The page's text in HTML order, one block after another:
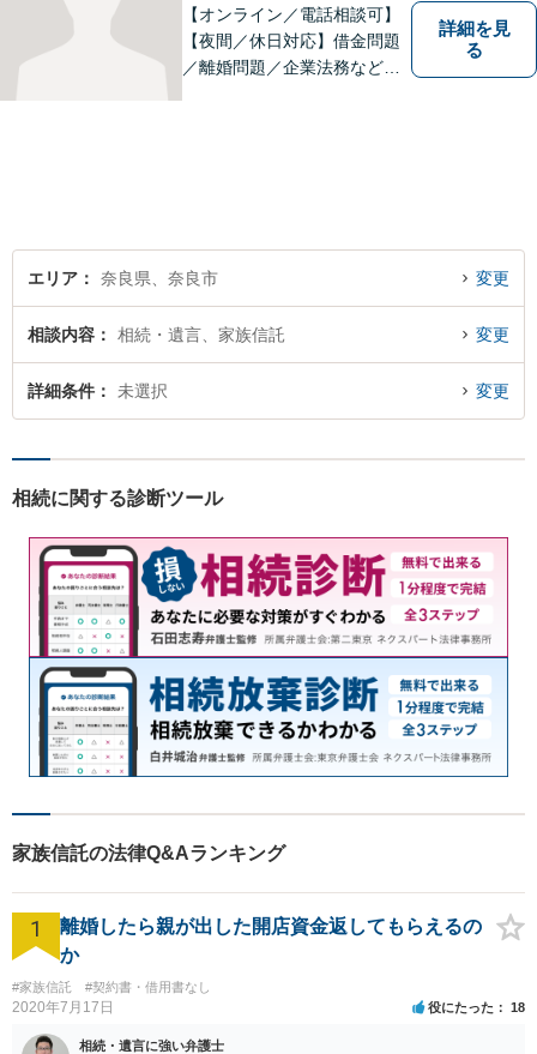
【オンライン／電話相談可】
【夜間／休日対応】借金問題
／離婚問題／企業法務など幅
談ください。
詳細を見
る
エリア 奈良県、奈良市 変更
相談内容 相続・遺言、家族信託 変更
詳細条件 未選択 変更
相続に関する診断ツール
家族信託の法律Q&Aランキング
1
離婚したら親が出した開店資金返してもらえるの
か
#家族信託 #契約書・借用書なし
2020年7月17日 役にたった 18
相続・遺言に強い弁護士